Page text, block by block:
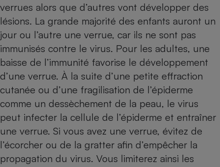
verrues alors que d’autres vont développer des
lésions. La grande majorité des enfants auront un
jour ou l’autre une verrue, car ils ne sont pas
immunisés contre le virus. Pour les adultes, une
baisse de l’immunité favorise le développement
d’une verrue. À la suite d’une petite effraction
cutanée ou d’une fragilisation de l’épiderme
comme un dessèchement de la peau, le virus
peut infecter la cellule de l’épiderme et entraîner
une verrue. Si vous avez une verrue, évitez de
l’écorcher ou de la gratter afin d’empêcher la
propagation du virus. Vous limiterez ainsi les